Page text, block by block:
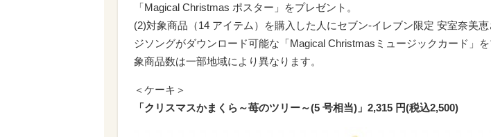
「Magical Christmas ポスター」をプレゼント。
(2)対象商品（14 アイテム）を購入した人にセブン‐イレブン限定 安室奈美
ジソングがダウンロード可能な「Magical Christmasミュージックカード」
象商品数は一部地域により異なります。
＜ケーキ＞
「クリスマスかまくら～苺のツリー～(5 号相当)」2,315 円(税込2,500)